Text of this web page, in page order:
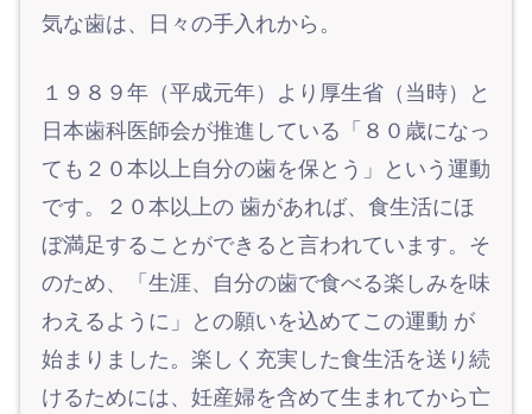
気な歯は、日々の手入れから。
１９８９年（平成元年）より厚生省（当時）と
日本歯科医師会が推進している「８０歳になっ
ても２０本以上自分の歯を保とう」という運動
です。２０本以上の 歯があれば、食生活にほ
ぼ満足することができると言われています。そ
のため、「生涯、自分の歯で食べる楽しみを味
わえるように」との願いを込めてこの運動 が
始まりました。楽しく充実した食生活を送り続
けるためには、妊産婦を含めて生まれてから亡